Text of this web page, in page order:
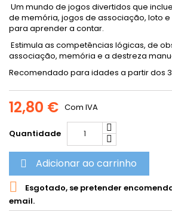
Um mundo de jogos divertidos que
de memória, jogos de associação, loto
para aprender a contar.
Estimula as competências lógicas, de
associação, memória e a destreza
Recomendado para idades a partir dos
12,80 € Com IVA
Quantidade
 Adicionar ao carrinho

Esgotado, se pretender
email.